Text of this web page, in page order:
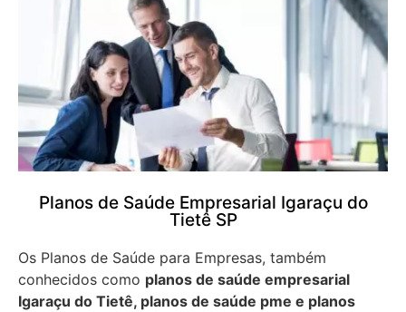
Planos de Saúde Empresarial Igaraçu do
Tietê SP
Os Planos de Saúde para Empresas, também
conhecidos como planos de saúde empresarial
Igaraçu do Tietê, planos de saúde pme e planos